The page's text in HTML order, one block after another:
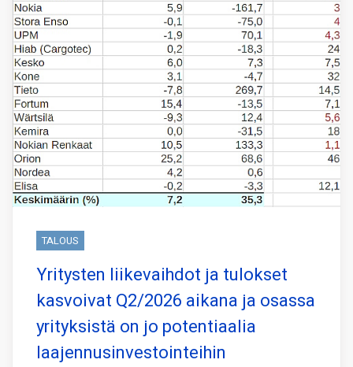
TALOUS
Yritysten liikevaihdot ja tulokset
kasvoivat Q2/2026 aikana ja osassa
yrityksistä on jo potentiaalia
laajennusinvestointeihin